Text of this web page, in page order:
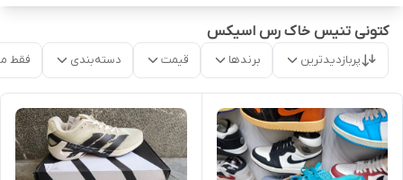
کتونی تنیس خاک رس اسیکس
پربازدیدترین برندها قیمت دسته‌بندی فقط